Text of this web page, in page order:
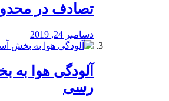
تصادف در
دسامبر 24, 2019
آلودگی هوا به
رسی